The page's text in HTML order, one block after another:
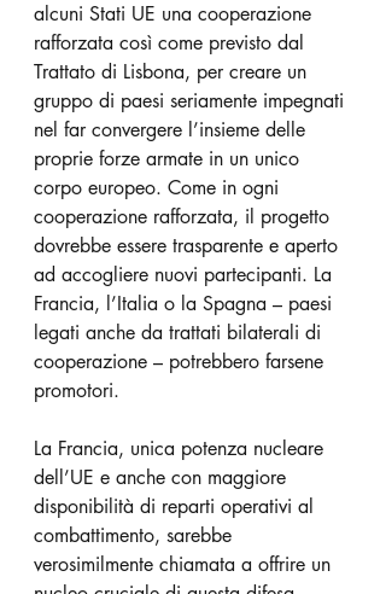
alcuni Stati UE una cooperazione
rafforzata così come previsto dal
Trattato di Lisbona, per creare un
gruppo di paesi seriamente impegnati
nel far convergere l’insieme delle
proprie forze armate in un unico
corpo europeo. Come in ogni
cooperazione rafforzata, il progetto
dovrebbe essere trasparente e aperto
ad accogliere nuovi partecipanti. La
Francia, l’Italia o la Spagna – paesi
legati anche da trattati bilaterali di
cooperazione – potrebbero farsene
promotori.
La Francia, unica potenza nucleare
dell’UE e anche con maggiore
disponibilità di reparti operativi al
combattimento, sarebbe
verosimilmente chiamata a offrire un